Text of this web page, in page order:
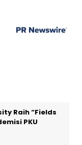
Raih “Fields
PKU